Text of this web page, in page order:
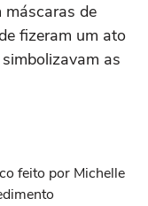
máscaras de
fizeram um ato
as
feito por Michelle